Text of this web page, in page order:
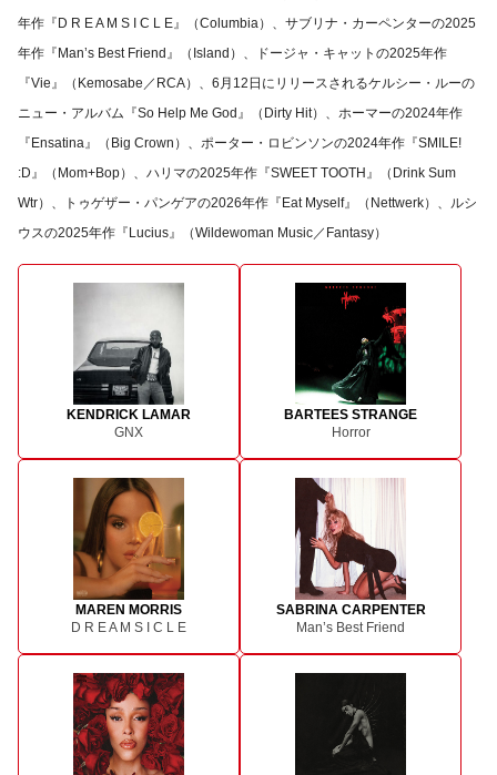
年作『D R E A M S I C L E』（Columbia）、サブリナ・カーペンターの2025
年作『Man’s Best Friend』（Island）、ドージャ・キャットの2025年作
『Vie』（Kemosabe／RCA）、6月12日にリリースされるケルシー・ルーの
ニュー・アルバム『So Help Me God』（Dirty Hit）、ホーマーの2024年作
『Ensatina』（Big Crown）、ポーター・ロビンソンの2024年作『SMILE!
:D』（Mom+Bop）、ハリマの2025年作『SWEET TOOTH』（Drink Sum
Wtr）、トゥゲザー・パンゲアの2026年作『Eat Myself』（Nettwerk）、ルシ
ウスの2025年作『Lucius』（Wildewoman Music／Fantasy）
KENDRICK LAMAR
GNX
BARTEES STRANGE
Horror
MAREN MORRIS
D R E A M S I C L E
SABRINA CARPENTER
Man’s Best Friend